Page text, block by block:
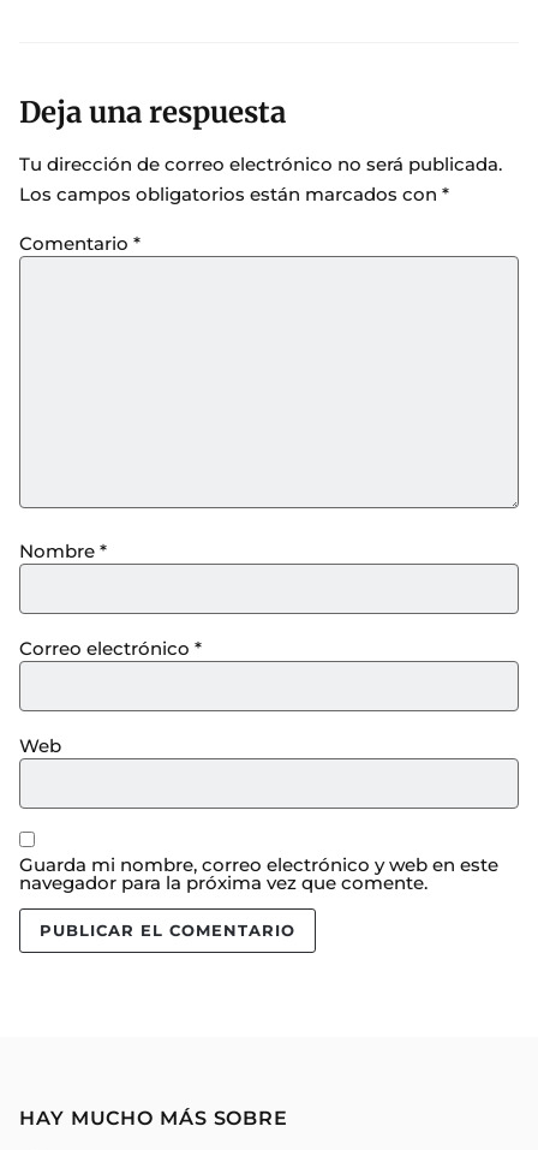
Deja una respuesta
Tu dirección de correo electrónico no será publicada.
Los campos obligatorios están marcados con *
Comentario *
Nombre *
Correo electrónico *
Web
Guarda mi nombre, correo electrónico y web en este
navegador para la próxima vez que comente.
HAY MUCHO MÁS SOBRE